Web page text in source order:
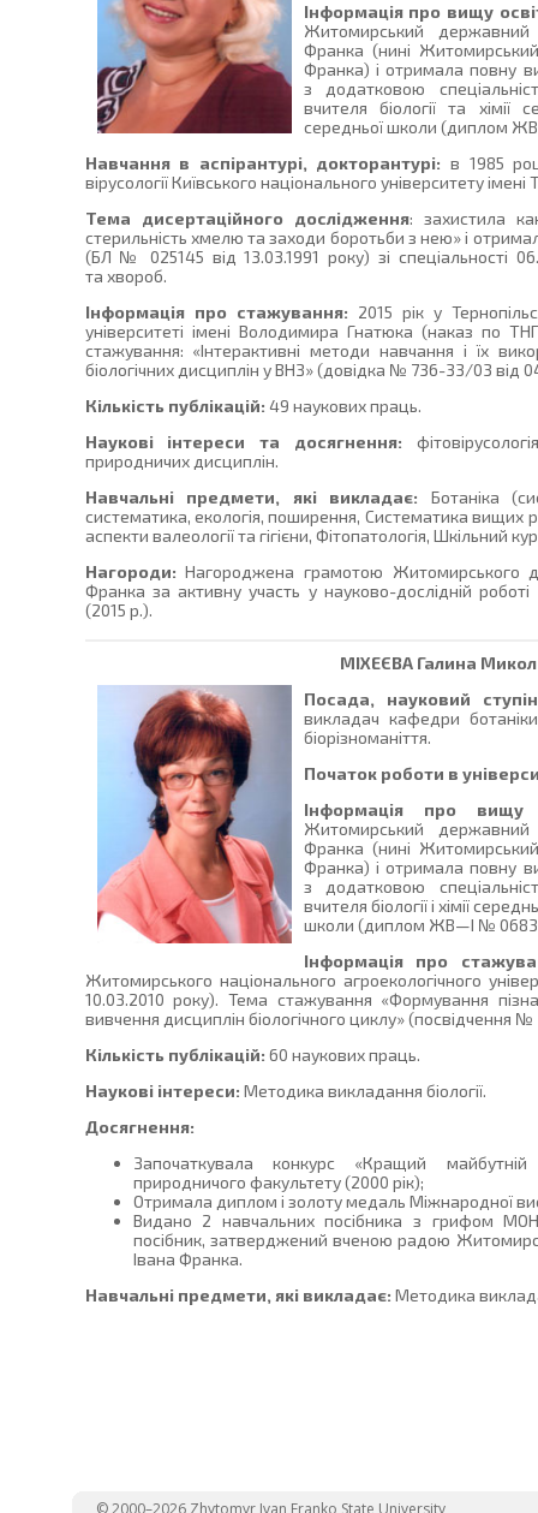
Інформація про вищу
Житомирський державний
Франка (нині
Франка) і отримала повну
з додатковою
вчителя біології та
середньої школи (диплом
Навчання в аспірантурі, докторантурі: в 1985
вірусології Київського національного університету
Тема дисертаційного дослідження: захистила
стерильність хмелю та заходи боротьби з нею» і
(БЛ № 025145 від 13.03.1991 року) зі спеціальності
та хвороб.
Інформація про стажування: 2015 рік у
університеті імені Володимира Гнатюка (наказ по
стажування: «Інтерактивні методи навчання і їх
біологічних дисциплін у ВНЗ» (довідка № 736-33/03 від
Кількість публікацій: 49 наукових праць.
Наукові інтереси та досягнення:
природничих дисциплін.
Навчальні предмети, які викладає: Ботаніка
систематика, екологія, поширення, Систематика вищих
аспекти валеології та гігієни, Фітопатологія, Шкільний
Нагороди: Нагороджена грамотою Житомирського
Франка за активну участь у науково-дослідній
(2015 р.).
МІХЕЄВАГалина
Посада, науковий
викладач кафедри
біорізноманіття.
Початок роботи в
Інформація про вищу
Житомирський державний
Франка (нині
Франка) і отримала повну
з додатковою
вчителя біології і хімії
школи (диплом ЖВ—І №
Інформація про
Житомирського національного агроекологічного
10.03.2010 року). Тема стажування «Формування
вивчення дисциплін біологічного циклу» (посвідчення №
Кількість публікацій: 60 наукових праць.
Наукові інтереси: Методика викладання біології.
Досягнення:
Започаткувала конкурс «Кращий майбутній
природничого факультету (2000 рік);
Отримала диплом і золоту медаль Міжнародної
Видано 2 навчальних посібника з грифом
посібник, затверджений вченою радою
Івана Франка.
Навчальні предмети, які викладає: Методика
© 2000–2026 Zhytomyr Ivan Franko State University